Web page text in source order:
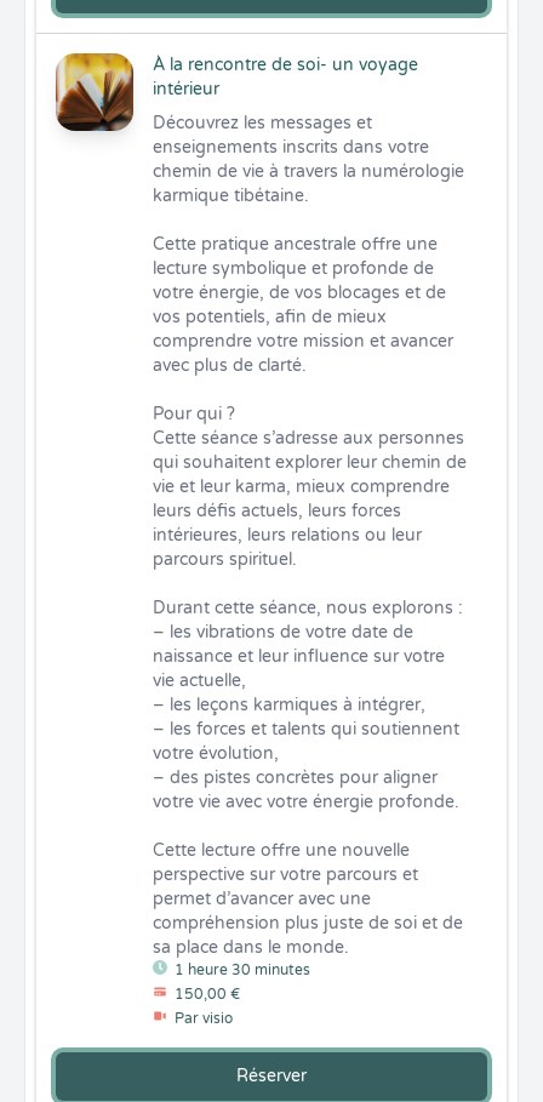
À la rencontre de soi- un voyage
intérieur
1 heure 30 minutes
150,00 €
Par visio
Découvrez les messages et
enseignements inscrits dans votre
chemin de vie à travers la numérologie
karmique tibétaine.
Cette pratique ancestrale offre une
lecture symbolique et profonde de
votre énergie, de vos blocages et de
vos potentiels, afin de mieux
comprendre votre mission et avancer
avec plus de clarté.
Pour qui ?
Cette séance s’adresse aux personnes
qui souhaitent explorer leur chemin de
vie et leur karma, mieux comprendre
leurs défis actuels, leurs forces
intérieures, leurs relations ou leur
parcours spirituel.
Durant cette séance, nous explorons :
– les vibrations de votre date de
naissance et leur influence sur votre
vie actuelle,
– les leçons karmiques à intégrer,
– les forces et talents qui soutiennent
votre évolution,
– des pistes concrètes pour aligner
votre vie avec votre énergie profonde.
Cette lecture offre une nouvelle
perspective sur votre parcours et
permet d’avancer avec une
compréhension plus juste de soi et de
sa place dans le monde.
Réserver